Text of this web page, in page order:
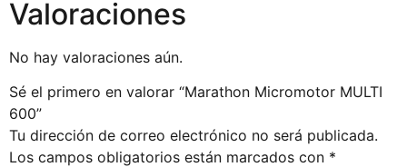
Valoraciones
No hay valoraciones aún.
Sé el primero en valorar “Marathon Micromotor MULTI
600”
Tu dirección de correo electrónico no será publicada.
Los campos obligatorios están marcados con *